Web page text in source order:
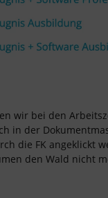
wir bei den
in der
die FK angeklickt
den Wald nicht